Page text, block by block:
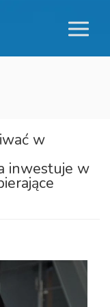
w
inwestuje w